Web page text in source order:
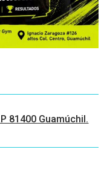
81400 Guamúchil.